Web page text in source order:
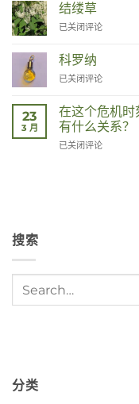
结缕草
Duizendknoop
已关闭评论
科罗纳
Corona
已关闭评论
23
3 月
在这个危机时
有什么关系？
Wat
in
deze
已关闭评论
搜索
分类